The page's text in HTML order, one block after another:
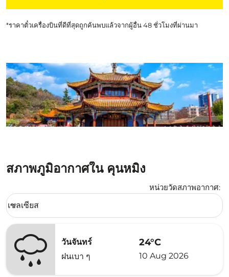
*ราคาตั๋วเครื่องบินที่ดีที่สุดถูกค้นพบแล้วจากผู้อื่น 48 ชั่วโมงที่ผ่านมา
สภาพภูมิอากาศใน คุนหมิง
หน่วยวัดสภาพอากาศ:
Weather unit option เซลเซียส Selected
เซลเซียส
keyboard_arrow_down
วันจันทร์
ฝนเบา ๆ
24°C
10 Aug 2026